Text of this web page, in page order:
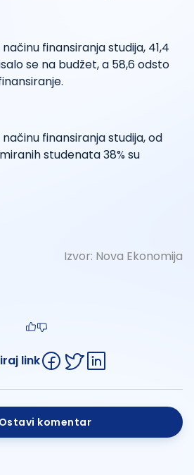
finansiranja studija, 41,4
se na budžet, a 58,6 odsto
finansiranja studija, od
studenata 38% su
Izvor: Nova Ekonomija
link
Ostavi komentar